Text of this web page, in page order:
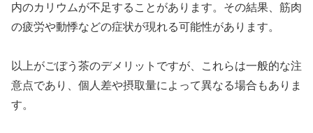
内のカリウムが不足することがあります。その結果、筋肉
の疲労や動悸などの症状が現れる可能性があります。
以上がごぼう茶のデメリットですが、これらは一般的な注
意点であり、個人差や摂取量によって異なる場合もありま
す。